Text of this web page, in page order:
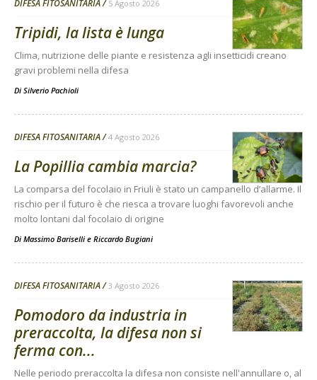
DIFESA FITOSANITARIA 5 Agosto 2026
Tripidi, la lista è lunga
Clima, nutrizione delle piante e resistenza agli insetticidi creano
gravi problemi nella difesa
Di Silverio Pachioli
DIFESA FITOSANITARIA 4 Agosto 2026
La Popillia cambia marcia?
La comparsa del focolaio in Friuli è stato un campanello d’allarme. Il
rischio per il futuro è che riesca a trovare luoghi favorevoli anche
molto lontani dal focolaio di origine
Di Massimo Bariselli e Riccardo Bugiani
DIFESA FITOSANITARIA 3 Agosto 2026
Pomodoro da industria in
preraccolta, la difesa non si
ferma con...
Nelle periodo preraccolta la difesa non consiste nell'annullare o, al